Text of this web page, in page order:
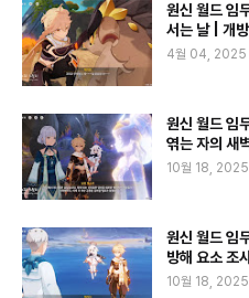
원신 월드 임
서는 날 | 개
4월 04, 2025
원신 월드 임
엮는 자의 새
10월 18, 2025
원신 월드 임
방해 요소 조
10월 18, 2025